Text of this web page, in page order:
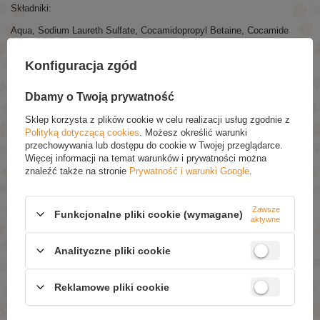
Składniki:
Aqua, Sodium Laureth Sulfate, Cocamidopropyl Betaine, Cocamide
DEA, PEG-75 Lanolin, Sodium Chloride, Cocamidopropylamine Oxide,
Citric Acid, Parfum, Methylchloroisothiazo - linone,
Methylisothiazolinone, Limonene.
POLECANE
Barwa Ziołowa Odbudowujący Szampon Ziołowy
Czarna Rzepa dla Włosów Osłabionych i z Łupieżem
250ml
Eveline Face Therapy Professional Ampoule-Mask 6
Maska w Kremie dla Skóry Bardzo Suchej 8ml
£1.09 (-15% Promocja czasowa)
£0.93
Barwa Ziołowa Odbudowujacy Szampon Skrzyp Polny
Konfiguracja zgód
Dbamy o Twoją prywatność
Sklep korzysta z plików cookie w celu realizacji usług zgodnie z
Polityką dotyczącą cookies . Możesz określić warunki
przechowywania lub dostępu do cookie w Twojej przeglądarce.
Więcej informacji na temat warunków i prywatności można
znaleźć także na stronie Prywatność i warunki Google
Funkcjonalne pliki cookie (wymagane)
Zawsze
aktywne
Analityczne pliki cookie
Reklamowe pliki cookie